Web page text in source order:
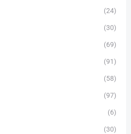
(24)
(30)
(69)
(91)
(58)
(97)
(6)
(30)